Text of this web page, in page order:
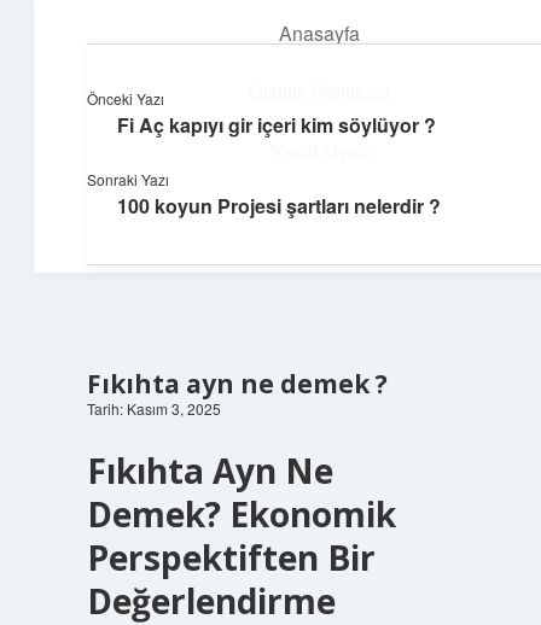
Anasayfa
Hakkımızda
Yapı ve İlham
Yaratıcı projelerle dünyanı inşa et!
Fıkıhta ayn ne demek ?
Tarih: Kasım 3, 2025
Fıkıhta Ayn Ne
Demek? Ekonomik
Perspektiften Bir
Değerlendirme
Önceki Yazı
Fi Aç kapıyı gir içeri kim söylüyor ?
Sonraki Yazı
100 koyun Projesi şartları nelerdir ?